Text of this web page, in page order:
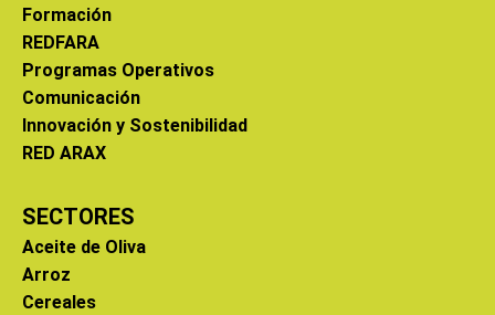
Formación
REDFARA
Programas Operativos
Comunicación
Innovación y Sostenibilidad
RED ARAX
SECTORES
Aceite de Oliva
Arroz
Cereales